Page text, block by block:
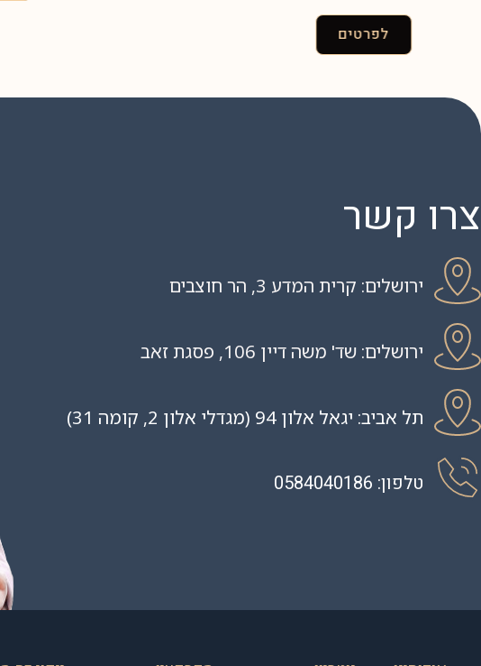
לפרטים
צרו קשר
ירושלים: קרית המדע 3, הר חוצבים
ירושלים: שד' משה דיין 106, פסגת זאב
תל אביב: יגאל אלון 94 (מגדלי אלון 2, קומה 31)
טלפון: 0584040186